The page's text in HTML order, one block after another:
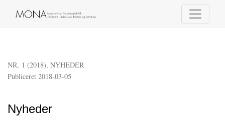
NR. 1 (2018), NYHEDER
Nyheder
Publiceret 2018-03-05